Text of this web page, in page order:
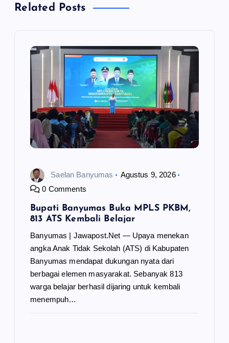
sRelated Posts
Saelan Banyumas
Agustus 9, 2026
0 Comments
Bupati Banyumas Buka MPLS PKBM,
813 ATS Kembali Belajar
Banyumas | Jawapost.Net — Upaya menekan
angka Anak Tidak Sekolah (ATS) di Kabupaten
Banyumas mendapat dukungan nyata dari
berbagai elemen masyarakat. Sebanyak 813
warga belajar berhasil dijaring untuk kembali
menempuh…